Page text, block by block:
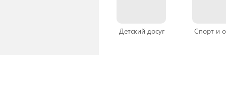
Детский досуг Спорт и